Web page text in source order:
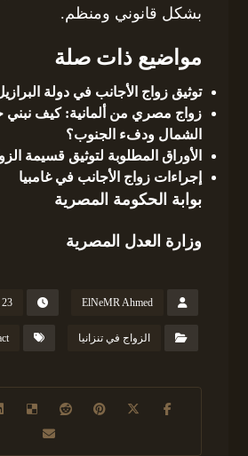
بشكل قانوني ومنظم.
مواضيع ذات صلة
توثيق زواج الأجانب في دولة
زواج مصري من ألمانية: كيف
الشمال ودفء الجنوب؟
الأوراق المطلوبة لتوثيق قسيمة
إجراءات زواج الأجانب في غامبيا
بوابة الحكومة المصرية
وزارة العدل المصرية
ElNeMR Ahmed 23 يناير 2026
الزواج في تنزانيا